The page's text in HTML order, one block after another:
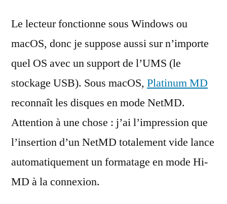
Le lecteur fonctionne sous Windows ou
macOS, donc je suppose aussi sur n’importe
quel OS avec un support de l’UMS (le
stockage USB). Sous macOS, Platinum MD
reconnaît les disques en mode NetMD.
Attention à une chose : j’ai l’impression que
l’insertion d’un NetMD totalement vide lance
automatiquement un formatage en mode Hi-
MD à la connexion.